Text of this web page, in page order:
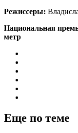
Режиссеры:
Национальная
метр
Еще по теме